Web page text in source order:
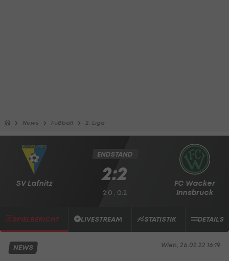
News Fußball 2. Liga
SV Lafnitz
FC Wacker
Innsbruck
ENDSTAND
2:2
2:0 , 0:2
SPIELBERICHT LIVESTREAM STATISTIK DETAILS
Wien, 26.02.22 16:19
NEWS